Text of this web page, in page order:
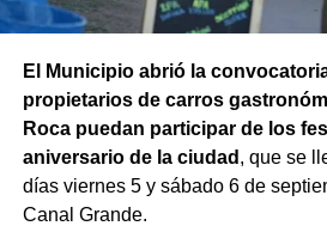
El Municipio abrió la
propietarios de carros
Roca puedan participar de los
aniversario de la ciudad , que se
días viernes 5 y sábado 6 de
Canal Grande.